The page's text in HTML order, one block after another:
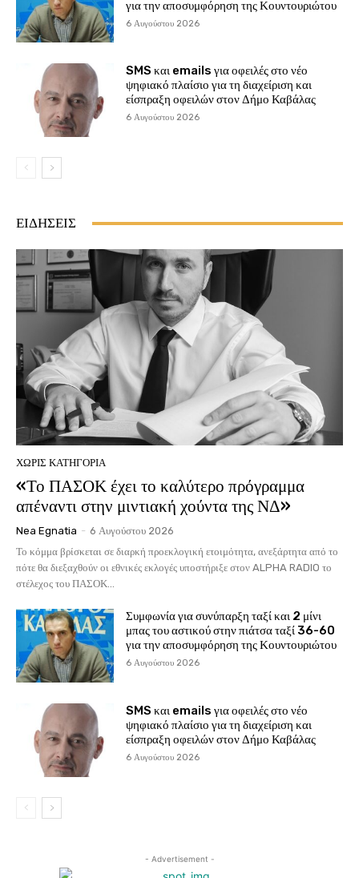
για την αποσυμφόρηση της Κουντουριώτου
6 Αυγούστου 2026
SMS και emails για οφειλές στο νέο
ψηφιακό πλαίσιο για τη διαχείριση και
είσπραξη οφειλών στον Δήμο Καβάλας
6 Αυγούστου 2026
ΕΙΔΗΣΕΙΣ
ΧΩΡΊΣ ΚΑΤΗΓΟΡΊΑ
«Το ΠΑΣΟΚ έχει το καλύτερο πρόγραμμα
απέναντι στην μιντιακή χούντα της ΝΔ»
Nea Egnatia - 6 Αυγούστου 2026
Το κόμμα βρίσκεται σε διαρκή προεκλογική ετοιμότητα, ανεξάρτητα από το
πότε θα διεξαχθούν οι εθνικές εκλογές υποστήριξε στον ALPHA RADIO το
στέλεχος του ΠΑΣΟΚ...
Συμφωνία για συνύπαρξη ταξί και 2 μίνι
μπας του αστικού στην πιάτσα ταξί 36-60
για την αποσυμφόρηση της Κουντουριώτου
6 Αυγούστου 2026
SMS και emails για οφειλές στο νέο
ψηφιακό πλαίσιο για τη διαχείριση και
είσπραξη οφειλών στον Δήμο Καβάλας
6 Αυγούστου 2026
- Advertisement -